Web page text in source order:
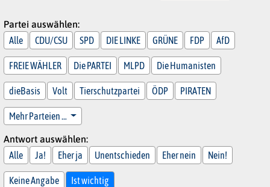
Partei auswählen:
Alle
CDU/CSU SPD DIE LINKE GRÜNE FDP AfD
FREIE WÄHLER Die PARTEI MLPD Die Humanisten
dieBasis Volt Tierschutzpartei ÖDP PIRATEN
Mehr Parteien …
Antwort auswählen:
Alle
Ja! Eher ja Unentschieden Eher nein Nein!
Keine Angabe Ist wichtig